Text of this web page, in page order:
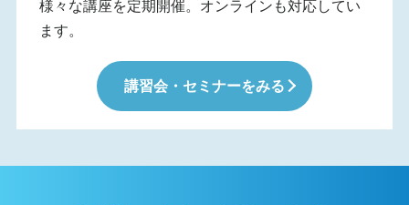
様々な講座を定期開催。オンラインも対応してい
ます。
講習会・セミナーをみる